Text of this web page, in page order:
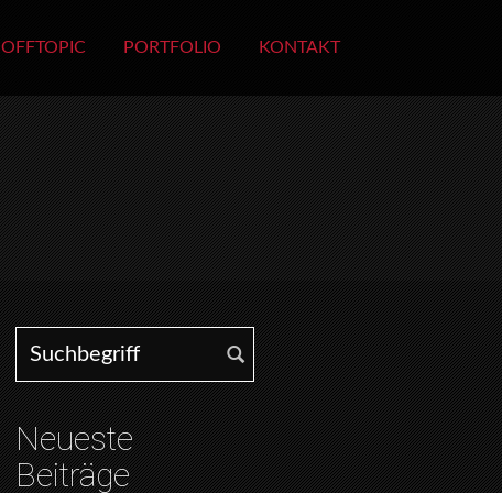
OFFTOPIC PORTFOLIO KONTAKT
Search for:
Neueste
Beiträge